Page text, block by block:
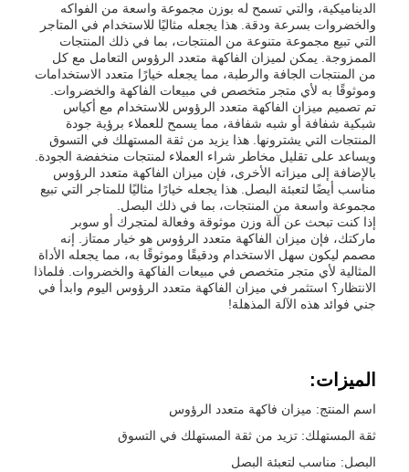
الديناميكية، والتي تسمح له بوزن مجموعة واسعة من الفواكه
والخضروات بسرعة ودقة. هذا يجعله مثاليًا للاستخدام في المتاجر
التي تبيع مجموعة متنوعة من المنتجات، بما في ذلك المنتجات
الممزوجة. يمكن لميزان الفاكهة متعدد الرؤوس التعامل مع كل
من المنتجات الجافة والرطبة، مما يجعله خيارًا متعدد الاستخدامات
وموثوقًا به لأي متجر متخصص في مبيعات الفاكهة والخضروات.
تم تصميم ميزان الفاكهة متعدد الرؤوس للاستخدام مع أكياس
شبكية شفافة أو شبه شفافة، مما يسمح للعملاء برؤية جودة
المنتجات التي يشترونها. هذا يزيد من ثقة المستهلك في التسوق
ويساعد على تقليل مخاطر شراء العملاء لمنتجات منخفضة الجودة.
بالإضافة إلى ميزاته الأخرى، فإن ميزان الفاكهة متعدد الرؤوس
مناسب أيضًا لتعبئة البصل. هذا يجعله خيارًا مثاليًا للمتاجر التي تبيع
مجموعة واسعة من المنتجات، بما في ذلك البصل.
إذا كنت تبحث عن آلة وزن موثوقة وفعالة لمتجرك أو سوبر
ماركتك، فإن ميزان الفاكهة متعدد الرؤوس هو خيار ممتاز. إنه
مصمم ليكون سهل الاستخدام ودقيقًا وموثوقًا به، مما يجعله الأداة
المثالية لأي متجر متخصص في مبيعات الفاكهة والخضروات. فلماذا
الانتظار؟ استثمر في ميزان الفاكهة متعدد الرؤوس اليوم وابدأ في
جني فوائد هذه الآلة المذهلة!
الميزات:
اسم المنتج: ميزان فاكهة متعدد الرؤوس
ثقة المستهلك: تزيد من ثقة المستهلك في التسوق
البصل: مناسب لتعبئة البصل